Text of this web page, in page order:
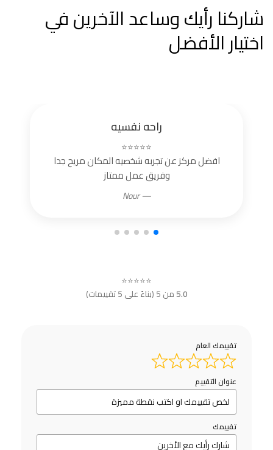
شاركنا رأيك وساعد الآخرين في
اختيار الأفضل
راحه نفسيه
⭐⭐⭐⭐⭐
افضل مركز عن تجربه شخصيه المكان مريح جدا
وفريق عمل ممتاز
— Nour
⭐⭐⭐⭐⭐
5.0من 5 (بناءً على 5 تقييمات)
تقييمك العام
عنوان التقييم
تقييمك